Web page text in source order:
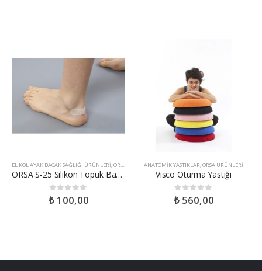
EL KOL AYAK BACAK SAĞLIĞI ÜRÜNLERI,ORSA ÜRÜNLERI
ORSA S-25 Silikon Topuk Bandı
0 out of 5
₺100,00
ANATOMIK YASTIKLAR,ORSA ÜRÜNLERI
Visco Oturma Yastığı
0 out of 5
₺560,00